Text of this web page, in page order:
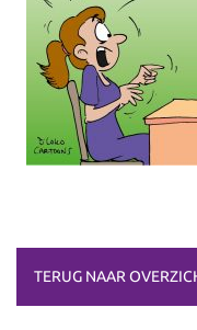
TERUG NAAR